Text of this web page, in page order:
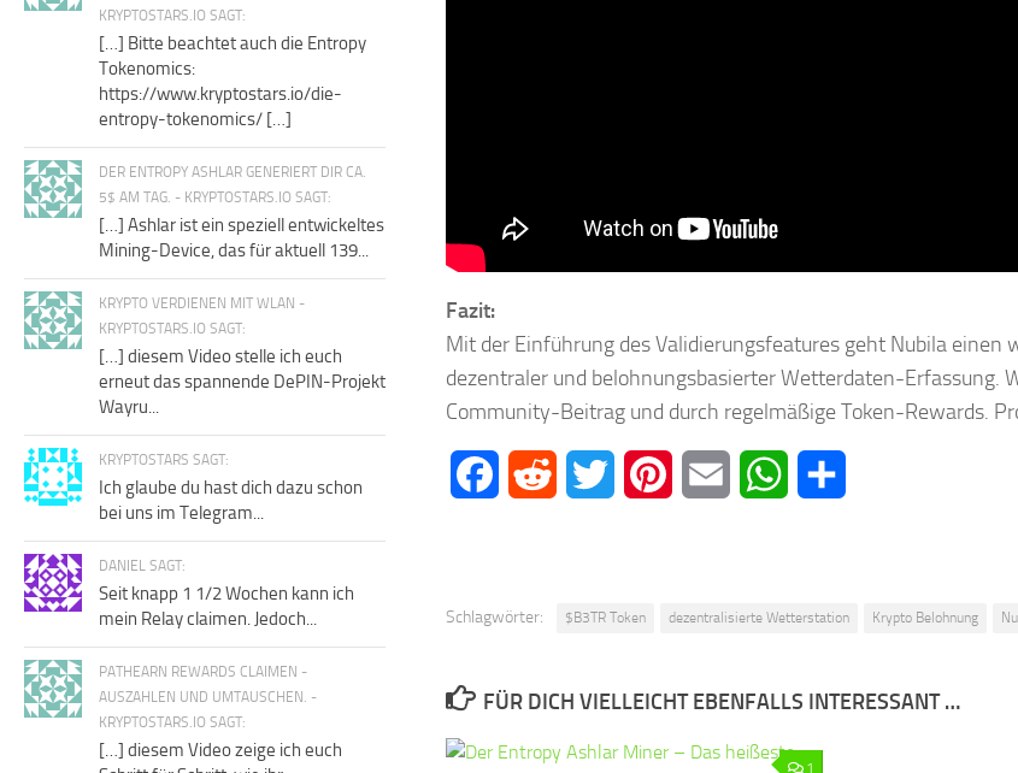
Fazit:
Mit der Einführung des Validierungsfeatures geht Nubila
dezentraler und belohnungsbasierter Wetterdaten-Erfassung.
Community-Beitrag und durch regelmäßige Token-Rewards.
FacebookReddit Twitter Pinterest Email WhatsApp
Schlagwörter: $B3TR Token dezentralisierte Wetterstation Krypto Belohnung
FÜR DICH VIELLEICHT EBENFALLS INTERESSANT …
1
KRYPTOSTARS.IO SAGT:
[…] Bitte beachtet auch die Entropy
Tokenomics:
https://www.kryptostars.io/die-
entropy-tokenomics/ […]
DER ENTROPY ASHLAR GENERIERT DIR CA.
5$ AM TAG. - KRYPTOSTARS.IO SAGT:
[…] Ashlar ist ein speziell entwickeltes
Mining-Device, das für aktuell 139...
KRYPTO VERDIENEN MIT WLAN -
KRYPTOSTARS.IO SAGT:
[…] diesem Video stelle ich euch
erneut das spannende DePIN-Projekt
Wayru...
KRYPTOSTARS SAGT:
Ich glaube du hast dich dazu schon
bei uns im Telegram...
DANIEL SAGT:
Seit knapp 1 1/2 Wochen kann ich
mein Relay claimen. Jedoch...
PATHEARN REWARDS CLAIMEN -
AUSZAHLEN UND UMTAUSCHEN. -
KRYPTOSTARS.IO SAGT:
[…] diesem Video zeige ich euch